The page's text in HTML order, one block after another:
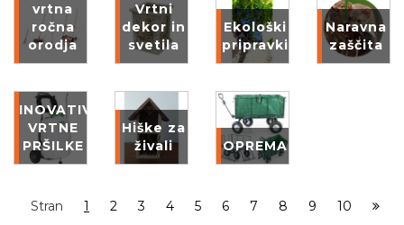
vrtna
ročna
orodja
Vrtni
dekor in
svetila
Ekološki
pripravki
Naravna
zaščita
INOVATIVNE
VRTNE
PRŠILKE
Hiške za
živali
OPREMA
Stran 1 2 3 4 5 6 7 8 9 10